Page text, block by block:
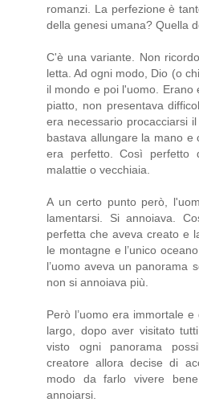
romanzi. La perfezione è
della genesi umana? Quella
C'è una variante. Non
letta. Ad ogni modo, Dio (o
il mondo e poi l'uomo. Erano
piatto, non presentava
era necessario procacciarsi
bastava allungare la mano e
era perfetto. Così perfetto
malattie o vecchiaia.
A un certo punto però,
lamentarsi. Si annoiava.
perfetta che aveva creato e
le montagne e l’unico
l’uomo aveva un panorama
non si annoiava più.
Però l’uomo era immortale
largo, dopo aver visitato
visto ogni panorama
creatore allora decise di
modo da farlo vivere
annoiarsi.